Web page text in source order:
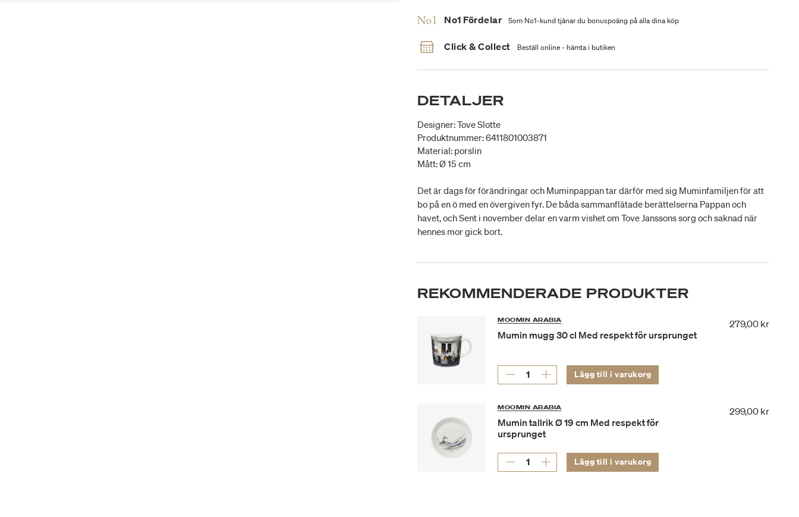
No1 Fördelar Som No1-kund tjänar du bonuspoäng på alla dina köp
Click & Collect Beställ online - hämta i butiken
DETALJER
Designer: Tove Slotte
Produktnummer: 6411801003871
Material: porslin
Mått: Ø 15 cm
Det är dags för förändringar och Muminpappan tar därför med sig Muminfamiljen för att
bo på en ö med en övergiven fyr. De båda sammanflätade berättelserna Pappan och
havet, och Sent i november delar en varm vishet om Tove Janssons sorg och saknad när
hennes mor gick bort.
REKOMMENDERADE PRODUKTER
MOOMIN ARABIA
Mumin mugg 30 cl Med respekt för ursprunget
279,00 kr
Lägg till i varukorg
MOOMIN ARABIA
Mumin tallrik Ø 19 cm Med respekt för
ursprunget
299,00 kr
Lägg till i varukorg